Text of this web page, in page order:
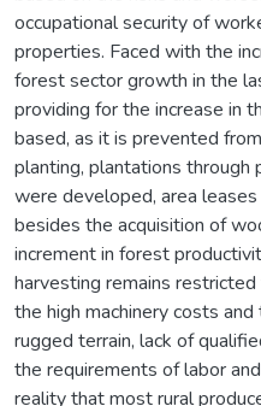
occupational security of
properties. Faced with the
forest sector growth in the
providing for the increase in
based, as it is prevented
planting, plantations
were developed, area
besides the acquisition of
increment in forest
harvesting remains
the high machinery costs and
rugged terrain, lack of
the requirements of labor
reality that most rural